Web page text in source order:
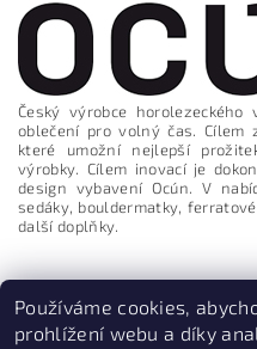
Vložením hodnocení
osobních údajů
Český výrobce horolezeckého
oblečení pro volný čas. Cílem
které umožní nejlepší
výrobky. Cílem inovací je
design vybavení Ocún. V
sedáky, bouldermatky,
další doplňky.
Používáme cookies,
prohlížení webu a díky